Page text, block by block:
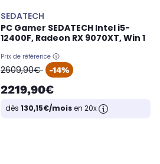
SEDATECH
PC Gamer SEDATECH Intel i5-
12400F, Radeon RX 9070XT, Win 1
Prix de référence
oldPrice
2609,90€ -14%
2219,90€
dès 130,15€/moisen 20x